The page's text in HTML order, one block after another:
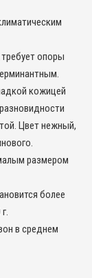
опоры
кожицей
Цвет нежный,
размером
более
в среднем